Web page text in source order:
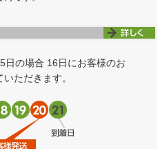
日の場合 16日にお客様のお
ただきます。